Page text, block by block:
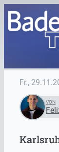
Fr.,
VON